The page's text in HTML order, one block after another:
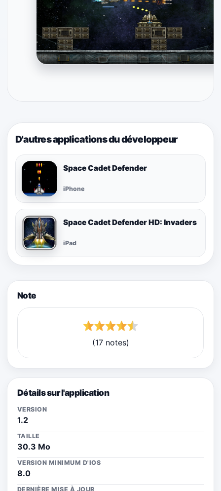
D'autres applications du développeur
Space Cadet Defender
iPhone
Space Cadet Defender HD: Invaders
iPad
Note
(17 notes)
Détails sur l'application
VERSION
1.2
TAILLE
30.3 Mo
VERSION MINIMUM D'IOS
8.0
DERNIÈRE MISE À JOUR